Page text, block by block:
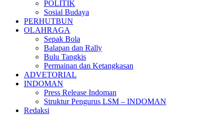
POLITIK
Sosial Budaya
PERHUTBUN
OLAHRAGA
Sepak Bola
Balapan dan Rally
Bulu Tangkis
Permainan dan Ketangkasan
ADVETORIAL
INDOMAN
Press Release Indoman
Struktur Pengurus LSM – INDOMAN
Redaksi